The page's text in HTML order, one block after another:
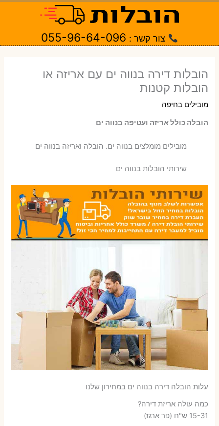
צור קשר : 055-96-64-096
הובלות דירה בנווה ים עם אריזה או
הובלות קטנות
מובילים בחיפה
הובלה כולל אריזה ועטיפה בנווה ים
‫מובילים מומלצים בנווה ים. הובלה ואריזה בנווה ים
שירותי הובלות בנווה ים
עלות הובלה דירה בנווה ים במחירון שלנו
כמה עולה אריזת דירה​?
15-31 ש"ח (פר ארגז)